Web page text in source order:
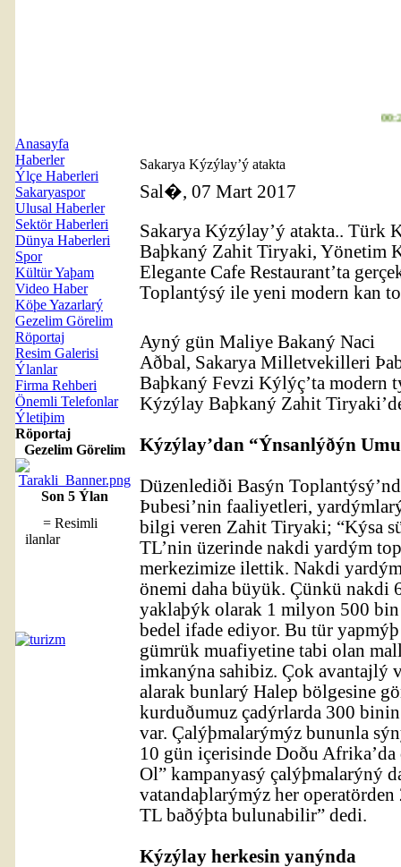
00:25
Anasayfa
Haberler
Ýlçe Haberleri
Sakaryaspor
Ulusal Haberler
Sektör Haberleri
Dünya Haberleri
Spor
Kültür Yaþam
Video Haber
Köþe Yazarlarý
Gezelim Görelim
Röportaj
Resim Galerisi
Ýlanlar
Firma Rehberi
Önemli Telefonlar
Ýletiþim
Röportaj
Gezelim Görelim
Son 5 Ýlan
= Resimli
ilanlar
Sakarya Kýzýlay’ý atakta
Sal�, 07 Mart 2017
Sakarya Kýzýlay’ý atakta.. Türk
Baþkaný Zahit Tiryaki, Yönetim
Elegante Cafe Restaurant’ta
Toplantýsý ile yeni modern kan
Ayný gün Maliye Bakaný Naci
Aðbal, Sakarya Milletvekilleri
Baþkaný Fevzi Kýlýç’ta modern
Kýzýlay Baþkaný Zahit
Kýzýlay’dan “Ýnsanlýðýn
Düzenlediði Basýn
Þubesi’nin faaliyetleri,
bilgi veren Zahit Tiryaki; “Kýsa
TL’nin üzerinde nakdi yardým
merkezimize ilettik. Nakdi
önemi daha büyük. Çünkü nakdi
yaklaþýk olarak 1 milyon 500
bedel ifade ediyor. Bu tür
gümrük muafiyetine tabi olan
imkanýna sahibiz. Çok
alarak bunlarý Halep bölgesine
kurduðumuz çadýrlarda 300
var. Çalýþmalarýmýz bununla
10 gün içerisinde Doðu
Ol” kampanyasý çalýþmalarýný
vatandaþlarýmýz her operatörden
TL baðýþta bulunabilir” dedi.
Kýzýlay herkesin yanýnda